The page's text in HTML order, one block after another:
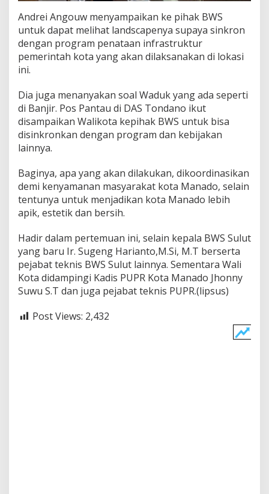
Andrei Angouw menyampaikan ke pihak BWS
untuk dapat melihat landscapenya supaya sinkron
dengan program penataan infrastruktur
pemerintah kota yang akan dilaksanakan di lokasi
ini.
Dia juga menanyakan soal Waduk yang ada seperti
di Banjir. Pos Pantau di DAS Tondano ikut
disampaikan Walikota kepihak BWS untuk bisa
disinkronkan dengan program dan kebijakan
lainnya.
Baginya, apa yang akan dilakukan, dikoordinasikan
demi kenyamanan masyarakat kota Manado, selain
tentunya untuk menjadikan kota Manado lebih
apik, estetik dan bersih.
Hadir dalam pertemuan ini, selain kepala BWS Sulut
yang baru Ir. Sugeng Harianto,M.Si, M.T berserta
pejabat teknis BWS Sulut lainnya. Sementara Wali
Kota didampingi Kadis PUPR Kota Manado Jhonny
Suwu S.T dan juga pejabat teknis PUPR.(lipsus)
Post Views: 2,432